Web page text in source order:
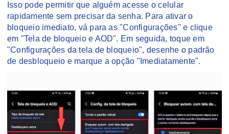
Isso pode permitir que alguém acesse o celular
rapidamente sem precisar da senha. Para ativar o
bloqueio imediato, vá para as "Configurações" e clique
em "Tela de bloqueio e AOD". Em seguida, toque em
"Configurações da tela de bloqueio", desenhe o padrão
de desbloqueio e marque a opção "Imediatamente".